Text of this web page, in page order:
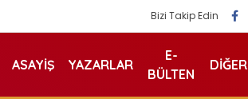
Bizi Takip Edin
ASAYIŞ YAZARLAR
E-
BÜLTEN
DIĞER